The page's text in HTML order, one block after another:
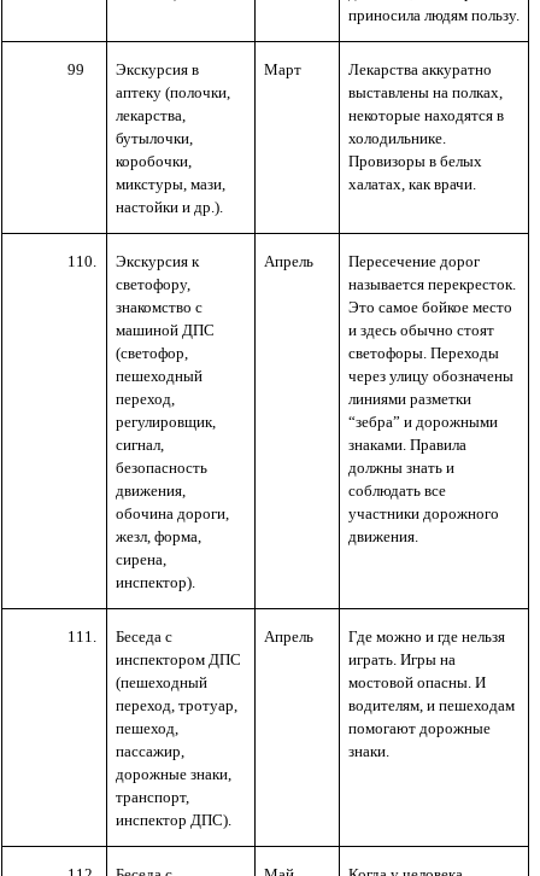
приносила людям пользу.
99
Экскурсия в
аптеку (полочки,
лекарства,
бутылочки,
коробочки,
микстуры, мази,
настойки и др.).
Март
Лекарства аккуратно
выставлены на полках,
некоторые находятся в
холодильнике.
Провизоры в белых
халатах, как врачи.
110.
Экскурсия к
светофору,
знакомство с
машиной ДПС
(светофор,
пешеходный
переход,
регулировщик,
сигнал,
безопасность
движения,
обочина дороги,
жезл, форма,
сирена,
инспектор).
Апрель
Пересечение дорог
называется перекресток.
Это самое бойкое место
и здесь обычно стоят
светофоры. Переходы
через улицу обозначены
линиями разметки
“зебра” и дорожными
знаками. Правила
должны знать и
соблюдать все
участники дорожного
движения.
111.
Беседа с
инспектором ДПС
(пешеходный
переход, тротуар,
пешеход,
пассажир,
дорожные знаки,
транспорт,
инспектор ДПС).
Апрель
Где можно и где нельзя
играть. Игры на
мостовой опасны. И
водителям, и пешеходам
помогают дорожные
знаки.